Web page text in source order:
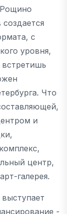
с
уровня,
Что
и
центр,
галерея.
-